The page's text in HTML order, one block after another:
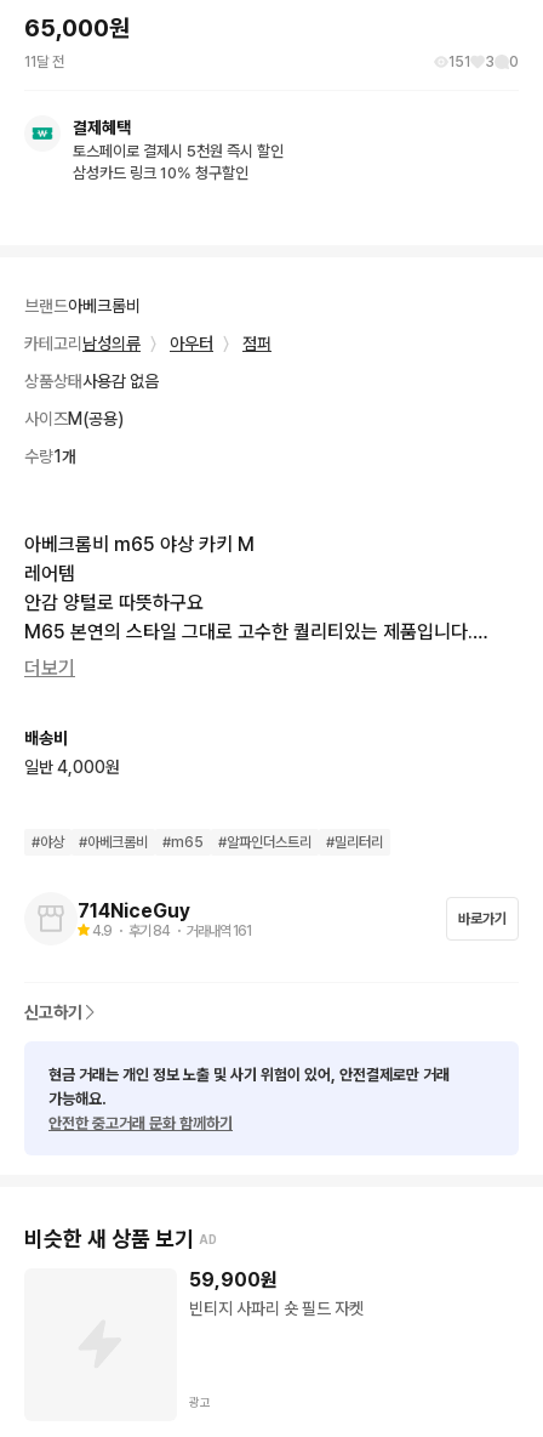
65,000원
11달 전 151 3 0
결제혜택
토스페이로 결제시 5천원 즉시 할인
삼성카드 링크 10% 청구할인
브랜드아베크롬비
카테고리 남성의류 〉 아우터 〉
점퍼
상품상태사용감 없음
사이즈M(공용)
수량1개
아베크롬비 m65 야상 카키 M
레어템
안감 양털로 따뜻하구요
M65 본연의 스타일 그대로 고수한 퀄리티있는 제품입니다.
더보기
배송비
일반 4,000원
#야상 #아베크롬비 #m65 #알파인더스트리 #밀리터리
714NiceGuy
4.9 ・ 후기 84 ・ 거래내역 161
바로가기
신고하기
현금 거래는 개인 정보 노출 및 사기 위험이 있어, 안전결제로만 거래
가능해요.
안전한 중고거래 문화 함께하기
비슷한 새 상품 보기 AD
59,900원
빈티지 사파리 숏 필드 자켓
광고